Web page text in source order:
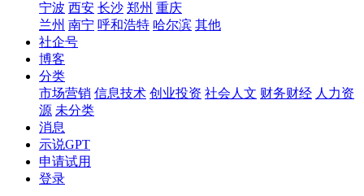
宁波 西安 长沙 郑州 重庆
兰州 南宁 呼和浩特 哈尔滨 其他
社企号
博客
分类
市场营销 信息技术 创业投资 社会人文 财务财经 人力资
源 未分类
消息
示说GPT
申请试用
登录